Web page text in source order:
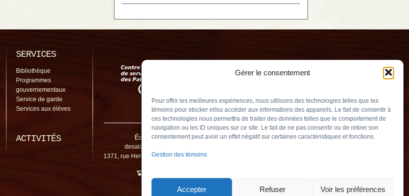
Gérer le consentement
Pour offrir les meilleures expériences, nous utilisons des technologies telles que les
témoins pour stocker et/ou accéder aux informations des appareils. Le fait de consentir à
ces technologies nous permettra de traiter des données telles que le comportement de
navigation ou les ID uniques sur ce site. Le fait de ne pas consentir ou de retirer son
consentement peut avoir un effet négatif sur certaines caractéristiques et fonctions.
Gestion des témoins
Accepter Refuser Voir les préférences
SERVICES
Bibliothèque
Programmes
gouvernementaux
Service de garde
Services aux élèves
ACTIVITÉS École De Salaberry
desalaberry@cssp.gouv.qc.ca
1371, rue Hertel, Chambly (Québec) J3L 2M5